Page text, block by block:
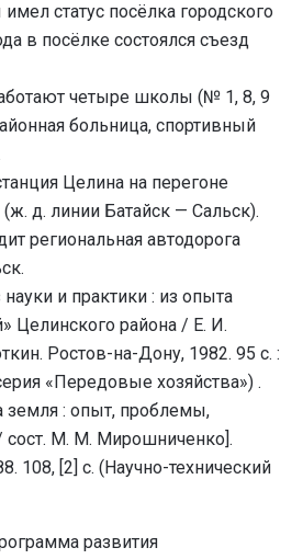
статус посёлка городского
в посёлке состоялся съезд
четыре школы (№ 1, 8, 9
больница, спортивный
Целина на перегоне
д. линии Батайск — Сальск).
региональная автодорога
и практики : из опыта
Целинского района / Е. И.
Ростов-на-Дону, 1982. 95 с. :
«Передовые хозяйства») .
: опыт, проблемы,
сост. М. М. Мирошниченко].
108, [2] с. (Научно-технический
развития